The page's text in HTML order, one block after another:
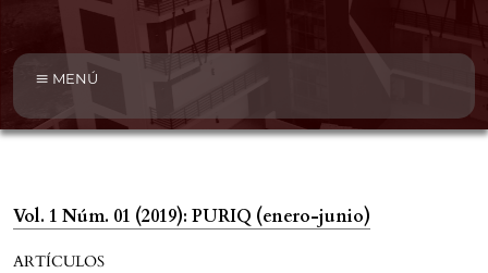
MENÚ
Vol. 1 Núm. 01 (2019): PURIQ (enero-junio)
ARTÍCULOS